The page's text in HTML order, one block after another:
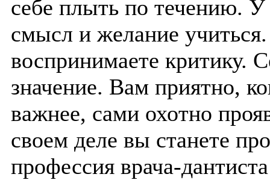
себе плыть по течению. У
смысл и желание
воспринимаете критику.
значение. Вам приятно,
важнее, сами охотно
своем деле вы станете
профессия врача-